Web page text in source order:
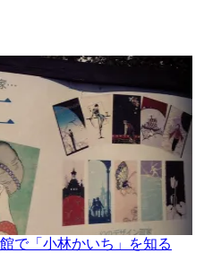
で「小林かいち」を知る